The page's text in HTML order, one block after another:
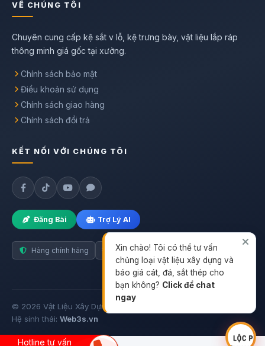
VỀ CHÚNG TÔI
Chuyên cung cấp kệ sắt v lỗ, kệ trưng bày, vật liệu lắp ráp
thông minh giá gốc tại xưởng.
Chính sách bảo mật
Điều khoản sử dụng
Chính sách giao hàng
Chính sách đổi trả
KẾT NỐI VỚI CHÚNG TÔI
Đăng Bài Trợ Lý AI
Hàng chính hãng Giao nhanh toàn quốc
© 2026 Vật Liệu Xây Dựng. Thiết kế bởi Web3s.
Hệ sinh thái: Web3s.vn
Hotline tư vấn
Xin chào! Tôi có thể tư vấn
chủng loại vật liệu xây dựng và
báo giá cát, đá, sắt thép cho
bạn không? Click để chat
ngay